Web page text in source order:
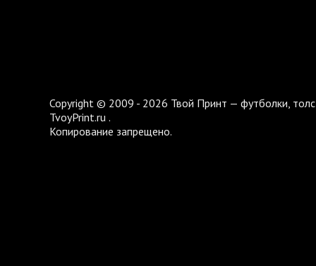
Copyright © 2009 - 2026 Твой Принт — футболки,
TvoyPrint.ru .
Копирование запрещено.